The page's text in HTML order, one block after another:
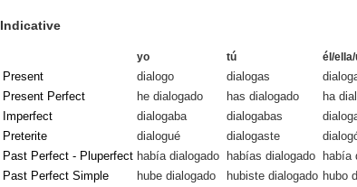
Indicative
yo tú él/
Present dialogo dialogas
Present Perfect
he dialogado has dialogado ha
Imperfect
dialogaba dialogabas
Preterite
dialogué dialogaste
Past Perfect - Pluperfect había dialogado habías dialogado había
Past Perfect Simple
hube dialogado hubiste dialogado hubo